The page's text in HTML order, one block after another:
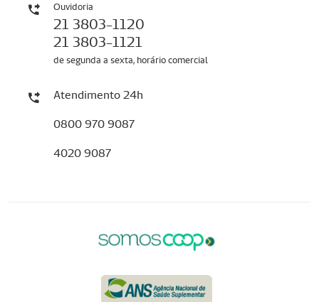
Ouvidoria
21 3803-1120
21 3803-1121
de segunda a sexta, horário comercial
Atendimento 24h
0800 970 9087
4020 9087